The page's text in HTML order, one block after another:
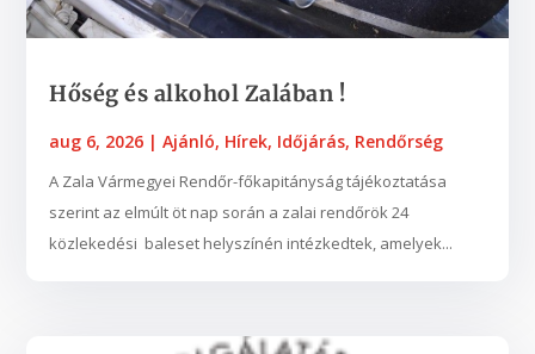
Hőség és alkohol Zalában !
aug 6, 2026 |Ajánló, Hírek, Időjárás, Rendőrség
A Zala Vármegyei Rendőr-főkapitányság tájékoztatása
szerint az elmúlt öt nap során a zalai rendőrök 24
közlekedési baleset helyszínén intézkedtek, amelyek...